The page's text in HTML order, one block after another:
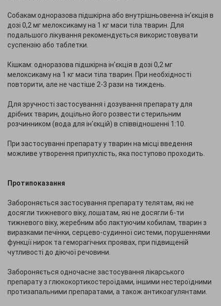
Собакам:одноразова підшкірна або внутрішньовенна ін'єкція в
дозі 0,2 мг мелоксикаму на 1 кг маси тіла тварин. Для
подальшого лікування рекомендується використовувати
суспензію або таблетки.
Кішкам: одноразова підшкірна ін'єкція в дозі 0,2 мг
мелоксикаму на 1 кг маси тіла тварин. При необхідності
повторити, але не частіше 2-3 рази на тиждень.
Для зручності застосування і дозування препарату для
дрібних тварин, доцільно його розвести стерильним
розчинником (вода для ін'єкцій) в співвідношенні 1:10.
При застосуванні препарату у тварин на місці введення
можливе утворення припухлість, яка поступово проходить.
Протипоказання
Забороняється застосування препарату телятам, які не
досягли тижневого віку, лошатам, які не досягли 6-ти
тижневого віку, жеребним або лактуючим кобилам, тварин з
виразками печінки, серцево-судинної системи, порушеннями
функції нирок та геморагічних проявах, при підвищеній
чутливості до діючої речовини.
Забороняється одночасне застосування лікарського
препарату з глюкокортикостероїдами, іншими нестероїдними
протизапальними препаратами, а також антикоагулянтами.